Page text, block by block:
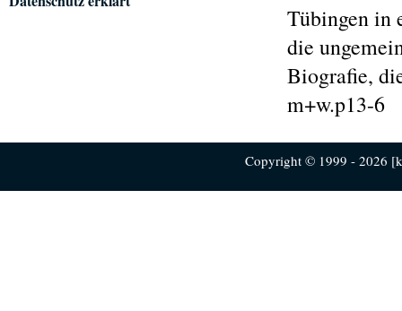
Tübingen in
die
Biografie,
m+w.p13-6
Copyright © 1999 - 2026